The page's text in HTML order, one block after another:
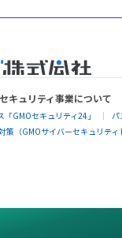
キュリティ事業について
GMOセキュリティ24」 パ
策（GMOサイバーセキュリティ